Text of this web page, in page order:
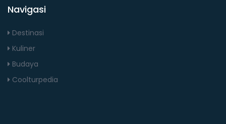
Navigasi
Destinasi
Kuliner
Budaya
Coolturpedia